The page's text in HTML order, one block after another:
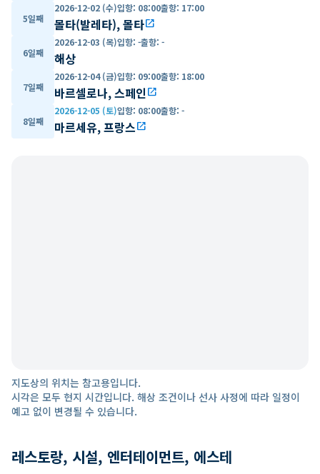
5일째
2026-12-02 (수)입항: 08:00출항: 17:00
몰타(발레타), 몰타open_in_new
6일째
2026-12-03 (목)입항: -출항: -
해상
7일째
2026-12-04 (금)입항: 09:00출항: 18:00
바르셀로나, 스페인open_in_new
8일째
2026-12-05 (토)입항: 08:00출항: -
마르세유, 프랑스open_in_new
지도상의 위치는 참고용입니다.
시각은 모두 현지 시간입니다. 해상 조건이나 선사 사정에 따라 일정이
예고 없이 변경될 수 있습니다.
레스토랑, 시설, 엔터테이먼트, 에스테